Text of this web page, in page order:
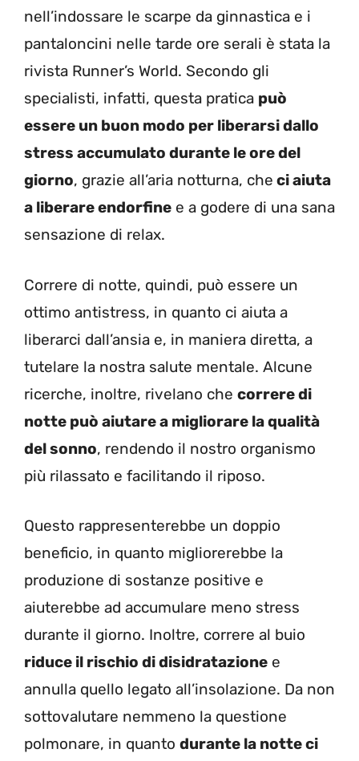
nell’indossare le scarpe da ginnastica e i
pantaloncini nelle tarde ore serali è stata la
rivista Runner’s World. Secondo gli
specialisti, infatti, questa pratica può
essere un buon modo per liberarsi dallo
stress accumulato durante le ore del
giorno, grazie all’aria notturna, che ci aiuta
a liberare endorfine e a godere di una sana
sensazione di relax.
Correre di notte, quindi, può essere un
ottimo antistress, in quanto ci aiuta a
liberarci dall’ansia e, in maniera diretta, a
tutelare la nostra salute mentale. Alcune
ricerche, inoltre, rivelano che correre di
notte può aiutare a migliorare la qualità
del sonno, rendendo il nostro organismo
più rilassato e facilitando il riposo.
Questo rappresenterebbe un doppio
beneficio, in quanto migliorerebbe la
produzione di sostanze positive e
aiuterebbe ad accumulare meno stress
durante il giorno. Inoltre, correre al buio
riduce il rischio di disidratazione e
annulla quello legato all’insolazione. Da non
sottovalutare nemmeno la questione
polmonare, in quanto durante la notte ci